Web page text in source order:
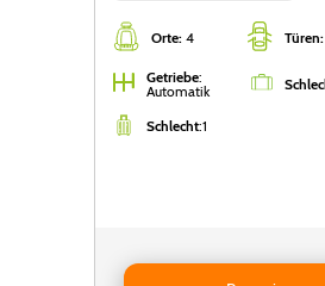
Orte: 4 Türen:
Getriebe:
Automatik
Schlecht:1
Reservieren MINI Mini